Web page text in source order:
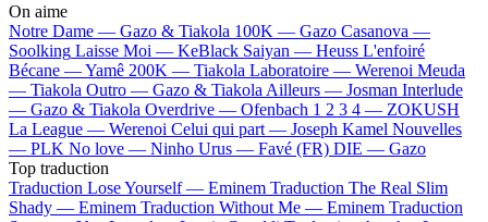
On aime
Notre Dame — Gazo & Tiakola 100K — Gazo Casanova —
Soolking Laisse Moi — KeBlack Saiyan — Heuss L'enfoiré
Bécane —Yamê 200K — Tiakola Laboratoire — Werenoi Meuda
— Tiakola Outro — Gazo & Tiakola Ailleurs — Josman Interlude
— Gazo & Tiakola Overdrive — Ofenbach 1 2 3 4 — ZOKUSH
La League — Werenoi Celui qui part — Joseph Kamel Nouvelles
— PLK No love — Ninho Urus — Favé (FR) DIE — Gazo
Top traduction
Traduction Lose Yourself — Eminem Traduction The Real Slim
Shady — Eminem Traduction Without Me — Eminem Traduction